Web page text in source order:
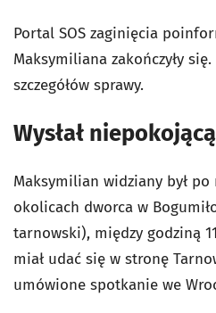
Portal SOS zaginięcia
Maksymiliana zakończyły
szczegółów sprawy.
Wysłał
Maksymilian widziany był po
okolicach dworca w
tarnowski), między godziną
miał udać się w stronę
umówione spotkanie we